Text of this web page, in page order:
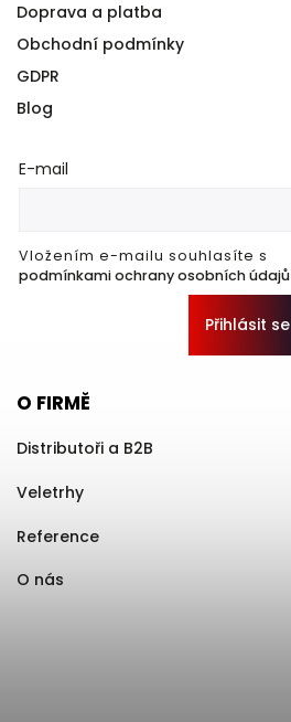
Doprava a platba
Obchodní podmínky
GDPR
Blog
E-mail
Vložením e-mailu souhlasíte s
podmínkami ochrany osobních údajů
Přihlásit se
O FIRMĚ
Distributoři a B2B
Veletrhy
Reference
O nás